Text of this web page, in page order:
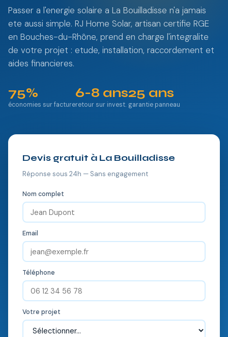
Passer a l'energie solaire a La Bouilladisse n'a jamais
ete aussi simple. RJ Home Solar, artisan certifie RGE
en Bouches-du-Rhône, prend en charge l'integralite
de votre projet : etude, installation, raccordement et
aides financieres.
75%
économies sur facture
6-8 ans
retour sur invest.
25 ans
garantie panneau
Devis gratuit à La Bouilladisse
Réponse sous 24h — Sans engagement
Nom complet
Email
Téléphone
Votre projet